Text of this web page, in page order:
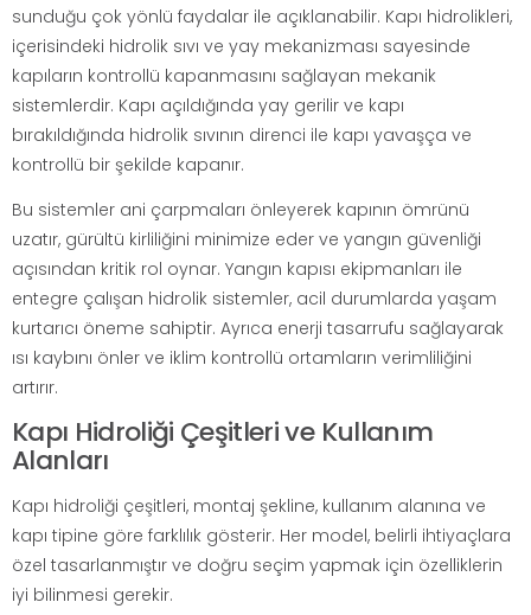
sunduğu çok yönlü faydalar ile açıklanabilir. Kapı hidrolikleri,
içerisindeki hidrolik sıvı ve yay mekanizması sayesinde
kapıların kontrollü kapanmasını sağlayan mekanik
sistemlerdir. Kapı açıldığında yay gerilir ve kapı
bırakıldığında hidrolik sıvının direnci ile kapı yavaşça ve
kontrollü bir şekilde kapanır.
Bu sistemler ani çarpmaları önleyerek kapının ömrünü
uzatır, gürültü kirliliğini minimize eder ve yangın güvenliği
açısından kritik rol oynar. Yangın kapısı ekipmanları ile
entegre çalışan hidrolik sistemler, acil durumlarda yaşam
kurtarıcı öneme sahiptir. Ayrıca enerji tasarrufu sağlayarak
ısı kaybını önler ve iklim kontrollü ortamların verimliliğini
artırır.
Kapı Hidroliği Çeşitleri ve Kullanım
Alanları
Kapı hidroliği çeşitleri, montaj şekline, kullanım alanına ve
kapı tipine göre farklılık gösterir. Her model, belirli ihtiyaçlara
özel tasarlanmıştır ve doğru seçim yapmak için özelliklerin
iyi bilinmesi gerekir.